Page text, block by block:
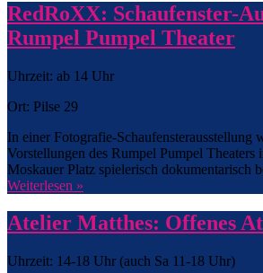
RedRoXX: Schaufenster-
Rumpel Pumpel Theater
Uhrzeit: ab 14 Uhr
Ort: Pilse 29
In einer Fotografie-Schaufensterausstellung
Vorstellungen des Rumpel Pumpel
Moskauer Platz spielerisch dokumentarisch
Weiterlesen »
Atelier Matthes: Offenes
Uhrzeit: 14-18 Uhr (auch Sa 11-18 Uhr)